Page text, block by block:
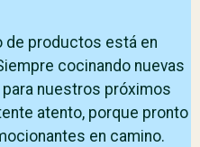
de productos está en
cocinando nuevas
nuestros próximos
atento, porque pronto
en camino.